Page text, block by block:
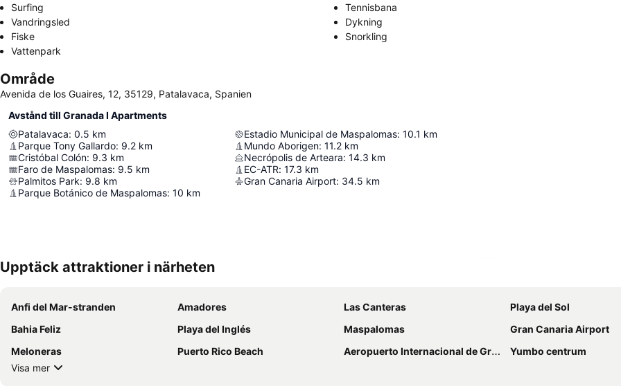
Surfing
Tennisbana
Vandringsled
Dykning
Fiske
Snorkling
Vattenpark
Område
Avenida de los Guaires, 12, 35129, Patalavaca, Spanien
Avstånd till Granada I Apartments
Patalavaca: 0.5 km
Parque Tony Gallardo: 9.2 km
Cristóbal Colón: 9.3 km
Faro de Maspalomas: 9.5 km
Palmitos Park: 9.8 km
Parque Botánico de Maspalomas: 10 km
Estadio Municipal de Maspalomas: 10.1 km
Mundo Aborigen: 11.2 km
Necrópolis de Arteara: 14.3 km
EC-ATR: 17.3 km
Gran Canaria Airport: 34.5 km
Upptäck attraktioner i närheten
Anfi del Mar-stranden Amadores Las Canteras
Playa del Sol
Bahia Feliz
Playa del Inglés Maspalomas
Gran Canaria Airport
Meloneras
Puerto Rico Beach Aeropuerto Internacional de Gran Canaria
Yumbo centrum
Visa mer